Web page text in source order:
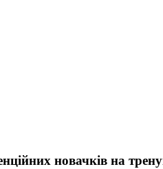
новачків на